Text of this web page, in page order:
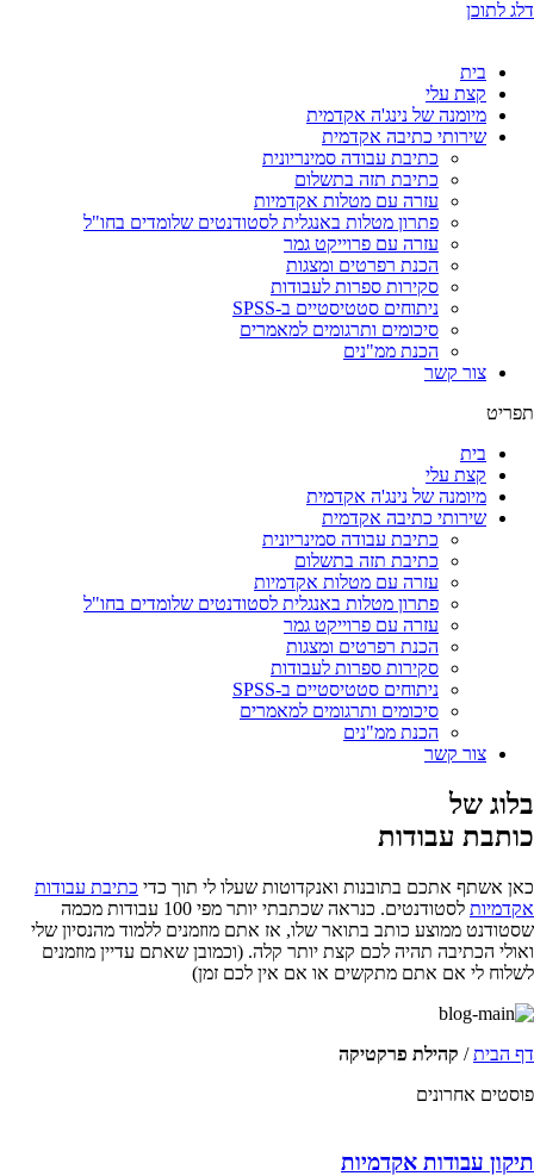
דלג לתוכן
בית
קצת עלי
מיומנה של נינג'ה אקדמית
שירותי כתיבה אקדמית
כתיבת עבודה סמינריונית
כתיבת תזה בתשלום
עזרה עם מטלות אקדמיות
פתרון מטלות באנגלית לסטודנטים שלומדים בחו"ל
עזרה עם פרוייקט גמר
הכנת רפרטים ומצגות
סקירות ספרות לעבודות
ניתוחים סטטיסטיים ב-SPSS
סיכומים ותרגומים למאמרים
הכנת ממ"נים
צור קשר
תפריט
בית
קצת עלי
מיומנה של נינג'ה אקדמית
שירותי כתיבה אקדמית
כתיבת עבודה סמינריונית
כתיבת תזה בתשלום
עזרה עם מטלות אקדמיות
פתרון מטלות באנגלית לסטודנטים שלומדים בחו"ל
עזרה עם פרוייקט גמר
הכנת רפרטים ומצגות
סקירות ספרות לעבודות
ניתוחים סטטיסטיים ב-SPSS
סיכומים ותרגומים למאמרים
הכנת ממ"נים
צור קשר
בלוג של
כותבת עבודות
כאן אשתף אתכם בתובנות ואנקדוטות שעלו לי תוך כדי כתיבת עבודות
אקדמיות
לסטודנטים. כנראה שכתבתי יותר מפי 100 עבודות מכמה
שסטודנט ממוצע כותב בתואר שלו, אז אתם מוזמנים ללמוד מהנסיון שלי
ואולי הכתיבה תהיה לכם קצת יותר קלה. (וכמובן שאתם עדיין מוזמנים
לשלוח לי אם אתם מתקשים או אם אין לכם זמן)
דף הבית/ קהילת פרקטיקה
פוסטים אחרונים
תיקון עבודות אקדמיות